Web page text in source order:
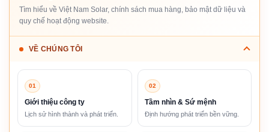
Tìm hiểu về Việt Nam Solar, chính sách mua hàng, bảo mật dữ liệu và
quy chế hoạt động website.
VỀ CHÚNG TÔI
01
Giới thiệu công ty
Lịch sử hình thành và phát triển.
02
Tầm nhìn & Sứ mệnh
Định hướng phát triển bền vững.